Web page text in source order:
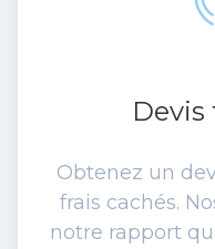
Obtenez un
frais cachés.
notre rapport